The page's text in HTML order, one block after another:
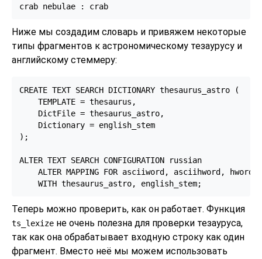
crab nebulae : crab
Ниже мы создадим словарь и привяжем некоторые
типы фрагментов к астрономическому тезаурусу и
английскому стеммеру:
CREATE TEXT SEARCH DICTIONARY thesaurus_astro (
    TEMPLATE = thesaurus,
    DictFile = thesaurus_astro,
    Dictionary = english_stem
);
ALTER TEXT SEARCH CONFIGURATION russian
ALTER MAPPING FOR asciiword, asciihword,
    WITH thesaurus_astro, english_stem;
Теперь можно проверить, как он работает. Функция
ts_lexize не очень полезна для проверки тезауруса,
так как она обрабатывает входную строку как один
фрагмент. Вместо неё мы можем использовать